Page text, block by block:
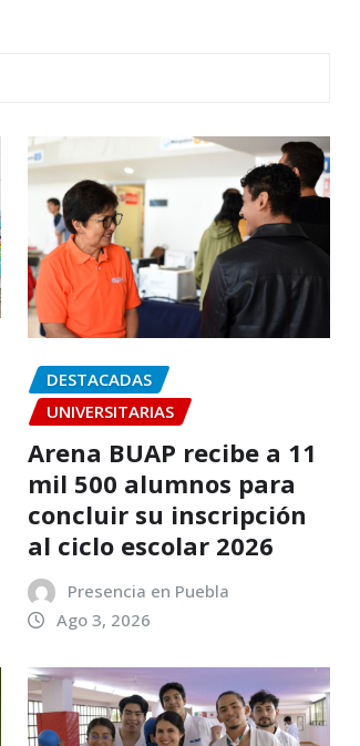
DESTACADAS
UNIVERSITARIAS
Arena BUAP recibe a 11
mil 500 alumnos para
concluir su inscripción
al ciclo escolar 2026
Presencia en Puebla
Ago 3, 2026